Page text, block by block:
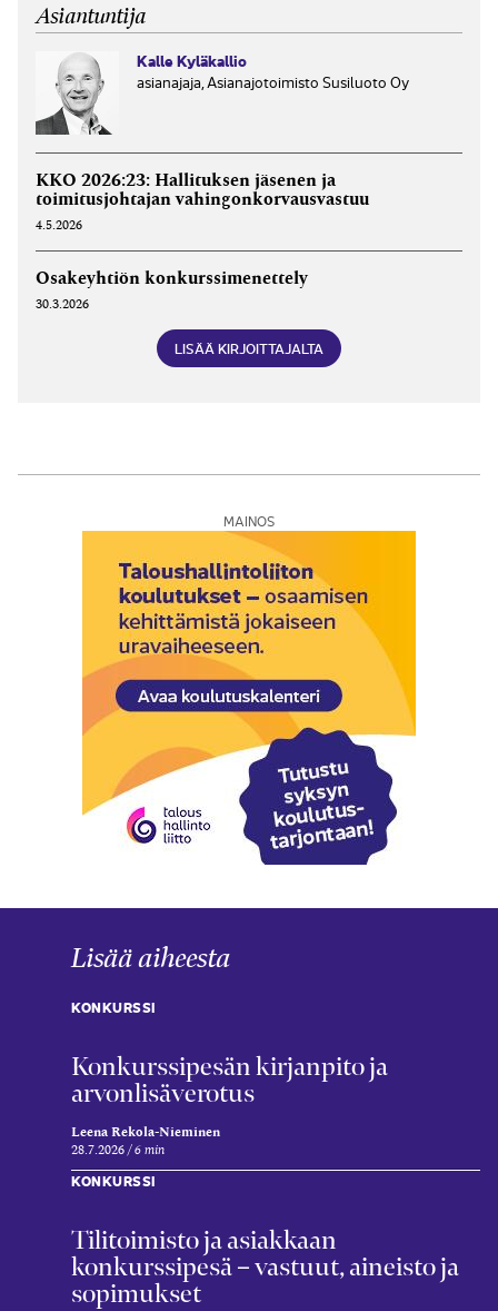
Asiantuntija
Kalle Kyläkallio
asianajaja, Asianajotoimisto Susiluoto Oy
KKO 2026:23: Hallituksen jäsenen ja
toimitusjohtajan vahingonkorvausvastuu
4.5.2026
Osakeyhtiön konkurssimenettely
30.3.2026
LISÄÄ KIRJOITTAJALTA
MAINOS
Lisää aiheesta
KONKURSSI
Konkurssipesän kirjanpito ja
arvonlisäverotus
Leena Rekola-Nieminen
28.7.2026 6 min
KONKURSSI
Tilitoimisto ja asiakkaan
konkurssipesä – vastuut, aineisto ja
sopimukset